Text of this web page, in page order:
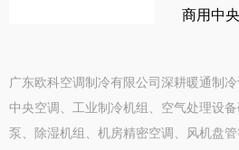
商用中
广东欧科空调制冷有限公司深耕暖通制
中央空调、工业制冷机组、空气处理设
泵、除湿机组、机房精密空调、风机盘